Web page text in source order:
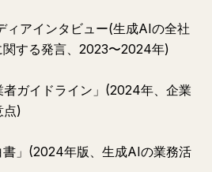
ィアインタビュー(生成AIの全社
する発言、2023〜2024年)
者ガイドライン」(2024年、企業
点)
書」(2024年版、生成AIの業務活